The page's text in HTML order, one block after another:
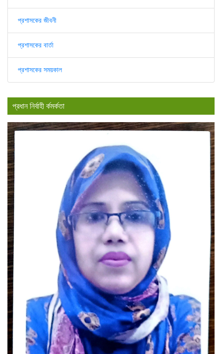
প্রশাসকের জীবনী
প্রশাসকের বার্তা
প্রশাসকের সময়কাল
প্রধান নির্বাহী র্কমর্কতা